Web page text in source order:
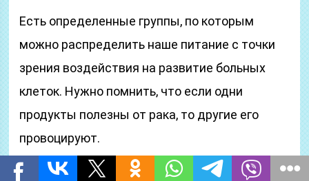
Есть определенные группы, по которым
можно распределить наше питание с точки
зрения воздействия на развитие больных
клеток. Нужно помнить, что если одни
продукты полезны от рака, то другие его
провоцируют.